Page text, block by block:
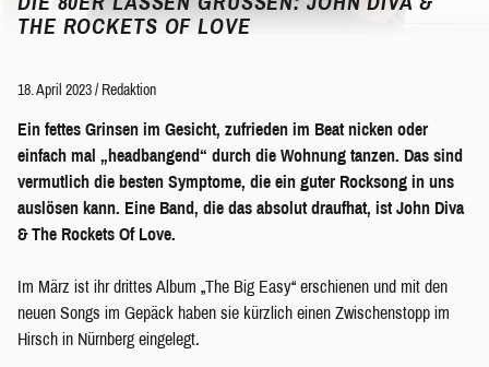
HE ROCKETS OF LOVE
18. April 2023 / Redaktion
Ein fettes Grinsen im Gesicht, zufrieden im Beat nicken oder
einfach mal „headbangend“ durch die Wohnung tanzen. Das sind
vermutlich die besten Symptome, die ein guter Rocksong in uns
auslösen kann. Eine Band, die das absolut draufhat, ist John Diva
& The Rockets Of Love.
Im März ist ihr drittes Album „The Big Easy“ erschienen und mit den
neuen Songs im Gepäck haben sie kürzlich einen Zwischenstopp im
Hirsch in Nürnberg eingelegt.